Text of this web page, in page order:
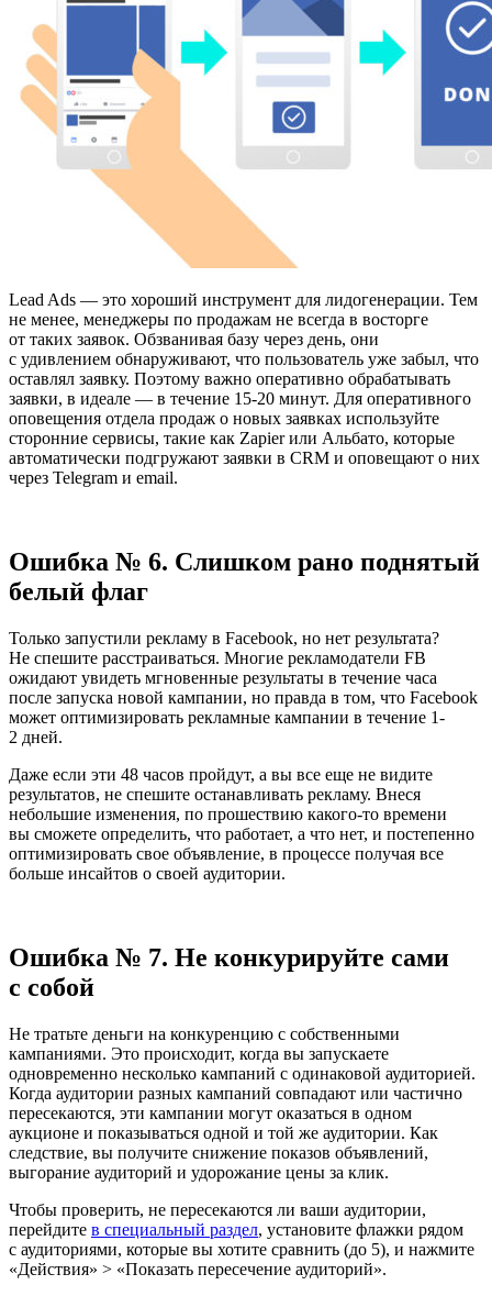
Lead Ads — это хороший инструмент для лидогенерации. Тем
не менее, менеджеры по продажам не всегда в восторге
от таких заявок. Обзванивая базу через день, они
с удивлением обнаруживают, что пользователь уже забыл, что
оставлял заявку. Поэтому важно оперативно обрабатывать
заявки, в идеале — в течение 15-20 минут. Для оперативного
оповещения отдела продаж о новых заявках используйте
сторонние сервисы, такие как Zapier или Альбато, которые
автоматически подгружают заявки в CRM и оповещают о них
через Telegram и email.
Ошибка № 6. Слишком рано поднятый
белый флаг
Только запустили рекламу в Facebook, но нет результата?
Не спешите расстраиваться. Многие рекламодатели FB
ожидают увидеть мгновенные результаты в течение часа
после запуска новой кампании, но правда в том, что Facebook
может оптимизировать рекламные кампании в течение 1-
2 дней.
Даже если эти 48 часов пройдут, а вы все еще не видите
результатов, не спешите останавливать рекламу. Внеся
небольшие изменения, по прошествию какого-то времени
вы сможете определить, что работает, а что нет, и постепенно
оптимизировать свое объявление, в процессе получая все
больше инсайтов о своей аудитории.
Ошибка № 7. Не конкурируйте сами
с собой
Не тратьте деньги на конкуренцию с собственными
кампаниями. Это происходит, когда вы запускаете
одновременно несколько кампаний с одинаковой аудиторией.
Когда аудитории разных кампаний совпадают или частично
пересекаются, эти кампании могут оказаться в одном
аукционе и показываться одной и той же аудитории. Как
следствие, вы получите снижение показов объявлений,
выгорание аудиторий и удорожание цены за клик.
Чтобы проверить, не пересекаются ли ваши аудитории,
перейдите в специальный раздел, установите флажки рядом
с аудиториями, которые вы хотите сравнить (до 5), и нажмите
«Действия» > «Показать пересечение аудиторий».